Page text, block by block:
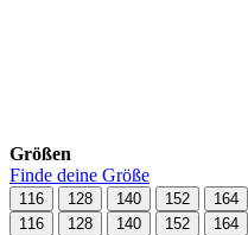
Größen
Finde deine Größe
116 128 140 152 164
116
128 140 152 164